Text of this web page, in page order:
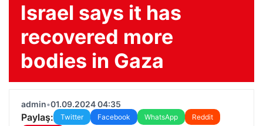
Israel says it has
recovered more
bodies in Gaza
admin•01.09.2024 04:35
Paylaş: Twitter Facebook WhatsApp
Reddit